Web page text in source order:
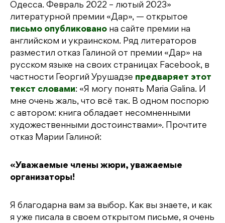
Одесса. Февраль 2022 – лютый 2023»
литературной премии «Дар», — открытое
письмо опубликовано на сайте премии на
английском и украинском. Ряд литераторов
разместил отказ Галиной от премии «Дар» на
русском языке на своих страницах Facebook, в
частности Георгий Урушадзе предваряет этот
текст словами: «Я могу понять Maria Galina. И
мне очень жаль, что всё так. В одном поспорю
с автором: книга обладает несомненными
художественными достоинствами». Прочтите
отказ Марии Галиной:
«Уважаемые члены жюри, уважаемые
организаторы!
Я благодарна вам за выбор. Как вы знаете, и как
я уже писала в своем открытом письме, я очень